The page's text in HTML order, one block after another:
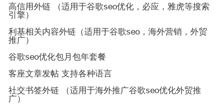
高信用外链 （适用于谷歌seo优化，必应，雅虎等搜索
引擎）
利基相关内容外链（适用于谷歌seo，海外营销，外贸
推广）
谷歌seo优化包月包年套餐
客座文章发帖 支持各种语言
社交书签外链 （适用于海外推广谷歌seo优化外贸推
广）